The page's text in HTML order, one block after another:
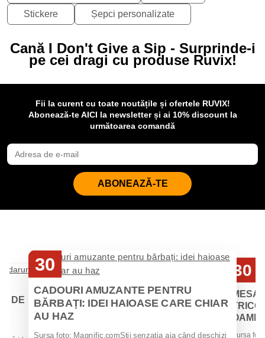
Stickere Șepci personalizate
Cană I Don't Give a Sip - Surprinde-i
pe cei dragi cu produse Ruvix!
Fii la curent cu toate noutățile și ofertele RUVIX!
Abonează-te AICI la newsletter și ai 10% discount la
următoarea comandă
ABONEAZĂ-TE
DE
30
CADOURI AMUZANTE PENTRU
BĂRBAȚI: IDEI HAIOASE CARE CHIAR
AU HAZ
Sursa foto: Magnific.comȘtii senzația aia când deschizi
30
Sursa